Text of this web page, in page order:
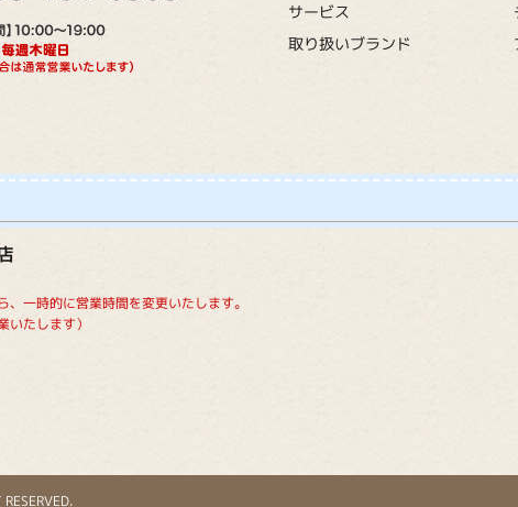
サービス
取り扱いブランド
一時的に営業時間を変更いたします。
いたします）